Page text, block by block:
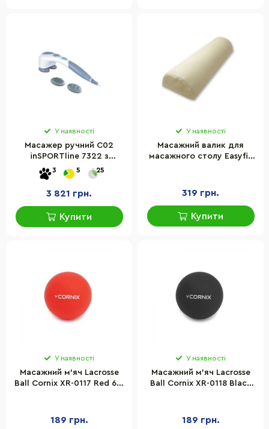
У наявності
Масажер ручний C02
inSPORTline 7322 з
інфрачервоним набором
3 5 25
3 821 грн.
Купити
У наявності
Масажний валик для
масажного столу Easyfit
319 грн.
Купити
У наявності
Масажний м'яч Lacrosse
Ball Cornix XR-0117 Red 6.3
189 грн.
У наявності
Масажний м'яч Lacrosse
Ball Cornix XR-0118 Black
189 грн.